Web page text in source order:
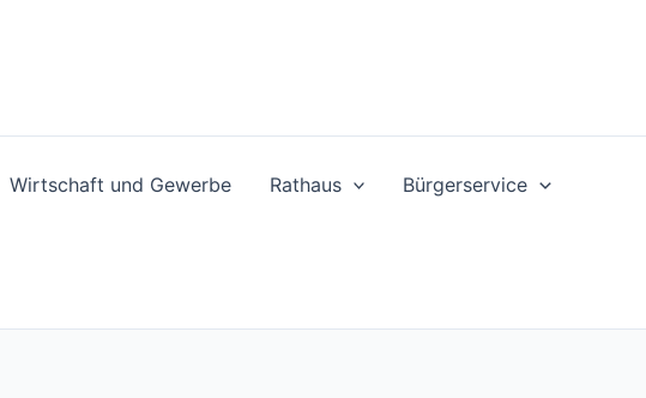
Wirtschaft und Gewerbe Rathaus Bürgerservice